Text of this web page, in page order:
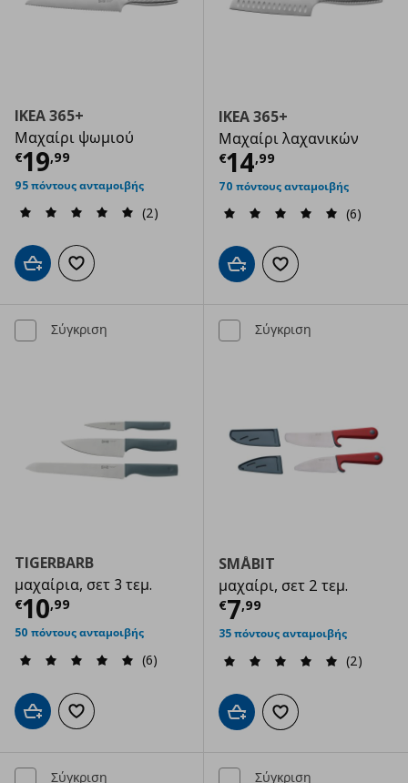
IKEA 365+
Μαχαίρι ψωμιού
€19,99
Τρέχουσα τιμή € 19,99
95 πόντους ανταμοιβής
(2)
Προσθήκη στο καλάθι
Προσθήκη στα αγαπημένα
IKEA 365+
Μαχαίρι λαχανικών
€14,99
Τρέχουσα
70 πόντους ανταμοιβής
(6)
Προσθήκη στο καλάθι
Προσθήκη στα
Σύγκριση
TIGERBARB
μαχαίρια, σετ 3 τεμ.
€10,99
Τρέχουσα τιμή € 10,99
50 πόντους ανταμοιβής
(6)
Προσθήκη στο καλάθι
Προσθήκη στα αγαπημένα
Σύγκριση
SMÅBIT
μαχαίρι, σετ 2 τεμ.
€7,99
Τρέχουσα
35 πόντους ανταμοιβής
(2)
Προσθήκη στο καλάθι
Προσθήκη στα
Σύγκριση Σύγκριση